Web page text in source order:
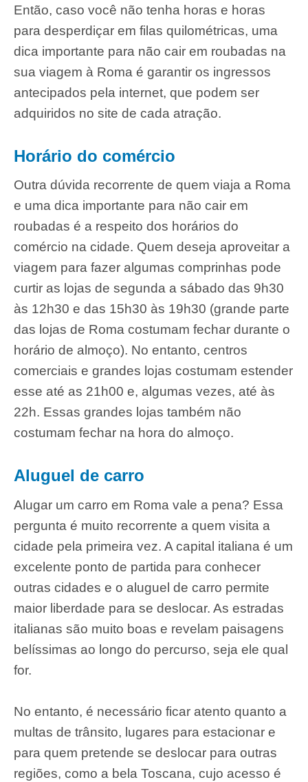
Então, caso você não tenha horas e horas
para desperdiçar em filas quilométricas, uma
dica importante para não cair em roubadas na
sua viagem à Roma é garantir os ingressos
antecipados pela internet, que podem ser
adquiridos no site de cada atração.
Horário do comércio
Outra dúvida recorrente de quem viaja a Roma
e uma dica importante para não cair em
roubadas é a respeito dos horários do
comércio na cidade. Quem deseja aproveitar a
viagem para fazer algumas comprinhas pode
curtir as lojas de segunda a sábado das 9h30
às 12h30 e das 15h30 às 19h30 (grande parte
das lojas de Roma costumam fechar durante o
horário de almoço). No entanto, centros
comerciais e grandes lojas costumam estender
esse até as 21h00 e, algumas vezes, até às
22h. Essas grandes lojas também não
costumam fechar na hora do almoço.
Aluguel de carro
Alugar um carro em Roma vale a pena? Essa
pergunta é muito recorrente a quem visita a
cidade pela primeira vez. A capital italiana é um
excelente ponto de partida para conhecer
outras cidades e o aluguel de carro permite
maior liberdade para se deslocar. As estradas
italianas são muito boas e revelam paisagens
belíssimas ao longo do percurso, seja ele qual
for.
No entanto, é necessário ficar atento quanto a
multas de trânsito, lugares para estacionar e
para quem pretende se deslocar para outras
regiões, como a bela Toscana, cujo acesso é